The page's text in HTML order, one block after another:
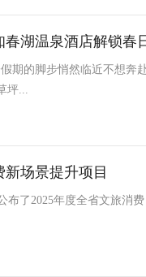
湖温泉酒店解锁春
期的脚步悄然临近不想
坪...
场景提升项目
了2025年度全省文旅消